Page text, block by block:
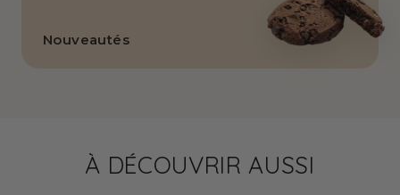
Nouveautés
À DÉCOUVRIR AUSSI